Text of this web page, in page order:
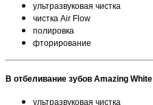
ультразвуковая чистка
чистка Air Flow
полировка
фторирование
В отбеливание зубов Amazing White
ультразвуковая чистка